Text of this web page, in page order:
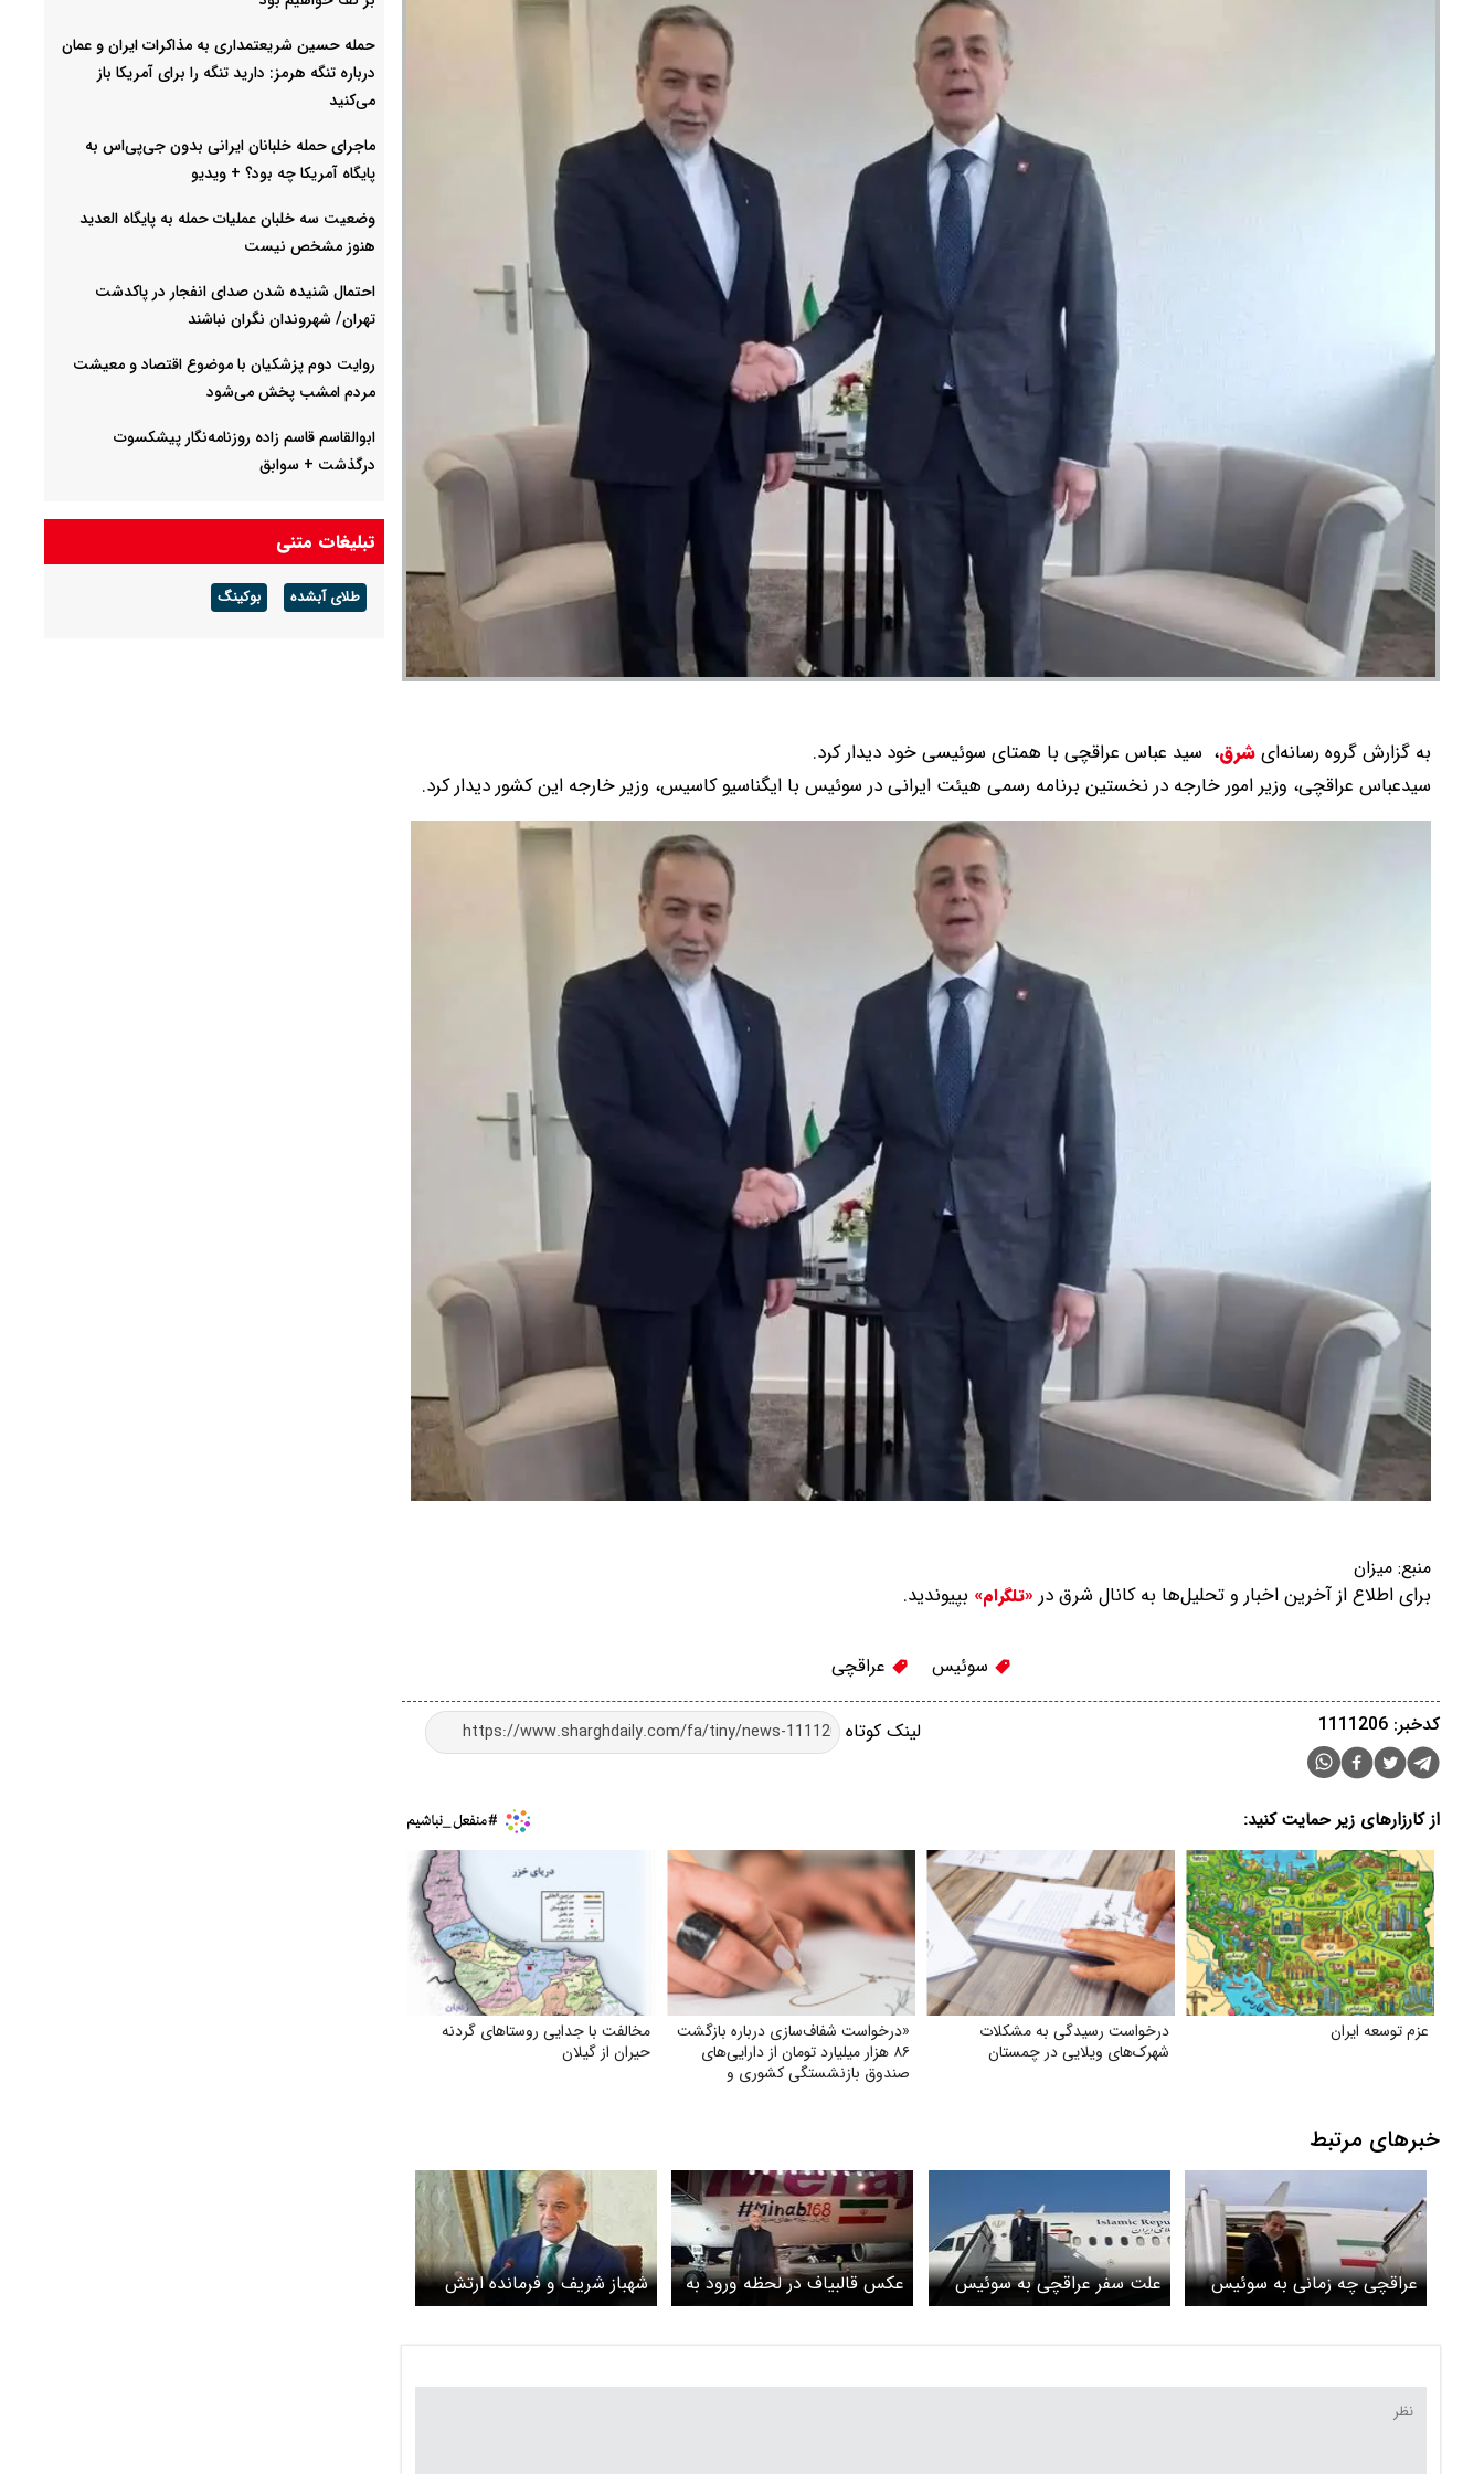
به گزارش گروه رسانه‌ایشرق، سید عباس عراقچی با همتای سوئیسی خود دیدار کرد.
سیدعباس عراقچی، وزیر امور خارجه در نخستین برنامه رسمی هیئت ایرانی در سوئیس با ایگناسیو کاسیس، وزیر خارجه این کشور دیدار کرد.
منبع: میزان
برای اطلاع از آخرین اخبار و تحلیل‌ها به کانال شرق در «تلگرام» بپیوندید.
سوئیس عراقچی
لینک کوتاه کدخبر: 1111206
از کارزارهای زیر حمایت کنید:
عزم توسعه ایران
درخواست رسیدگی به مشکلات
شهرک‌های ویلایی در چمستان
«درخواست شفاف‌سازی درباره بازگشت
۸۶ هزار میلیارد تومان از دارایی‌های
صندوق بازنشستگی کشوری و
مخالفت با جدایی روستاهای گردنه
حیران از گیلان
خبرهای مرتبط
عراقچی چه زمانی به سوئیس
می‌رود؟
علت سفر عراقچی به سوئیس
چه بود؟
عکس قالبیاف در لحظه ورود به
سوئیس که پربازدید شد
شهباز شریف و فرمانده ارتش
پاکستان برای حضور در مذاکرات
حمله حسین شریعتمداری به مذاکرات ایران و عمان
درباره تنگه هرمز: دارید تنگه را برای آمریکا باز
می‌کنید
ماجرای حمله خلبانان ایرانی بدون جی‌پی‌اس به
پایگاه آمریکا چه بود؟ + ویدیو
وضعیت سه خلبان عملیات حمله به پایگاه العدید
هنوز مشخص نیست
احتمال شنیده شدن صدای انفجار در پاکدشت
تهران/ شهروندان نگران نباشند
روایت دوم پزشکیان با موضوع اقتصاد و معیشت
مردم امشب پخش می‌شود
ابوالقاسم قاسم زاده روزنامه‌نگار پیشکسوت
درگذشت + سوابق
گذشته در آمادگی بسیار مناسبی قرار دارد
ارتباط سربازان آمریکایی با بنی‌صدر
تبلیغات متنی
طلای آبشده بوکینگ